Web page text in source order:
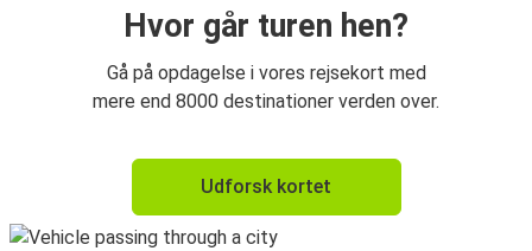
Hvor går turen hen?
Gå på opdagelse i vores rejsekort med
mere end 8000 destinationer verden over.
Udforsk kortet